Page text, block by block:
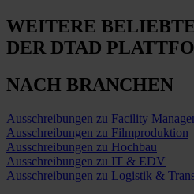
WEITERE
DER DTAD
NACH BRANCHEN
Ausschreibungen zu Facility
Ausschreibungen zu Filmproduktion
Ausschreibungen zu Hochbau
Ausschreibungen zu IT & EDV
Ausschreibungen zu Logistik &